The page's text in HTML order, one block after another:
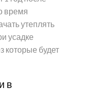
время
утеплять
усадке
которые будет
в